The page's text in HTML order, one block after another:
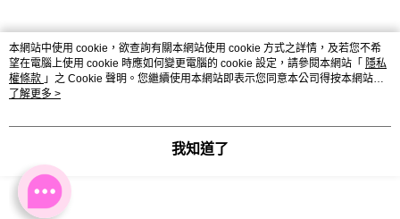
熱門標籤
本網站中使用 cookie，欲查詢有關本網站使用 cookie 方式之詳情，及若您不希
望在電腦上使用 cookie 時應如何變更電腦的 cookie 設定，請參閱本網站「 隱私
權條款 」之 Cookie 聲明。您繼續使用本網站即表示您同意本公司得按本網站使
用條款之 Cookie 聲明使用 cookie。
了解更多 >
我知道了